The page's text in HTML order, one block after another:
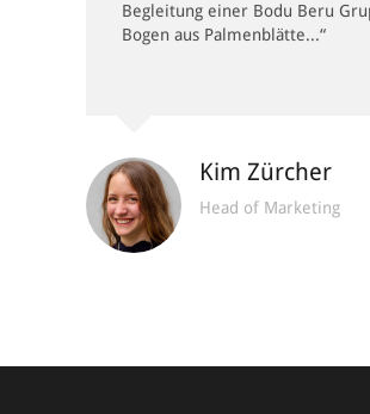
Begleitung einer Bodu Beru
Bogen aus Palmenblätte...“
Kim Zürcher
Head of Marketing